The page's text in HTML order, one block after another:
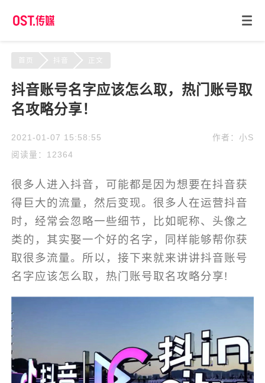
首页 正文
抖音账号名字应该怎么取，热门账号取
名攻略分享！
2021-01-07 15:58:55
阅读量：12364
作者：小S
很多人进入抖音，可能都是因为想要在抖音获
得巨大的流量，然后变现。很多人在运营抖音
时，经常会忽略一些细节，比如昵称、头像之
类的，其实娶一个好的名字，同样能够帮你获
取很多流量。所以，接下来就来讲讲抖音账号
名字应该怎么取，热门账号取名攻略分享!